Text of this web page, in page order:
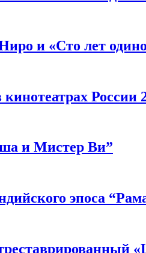
и «Сто лет
России
и Мистер Ви”
эпоса